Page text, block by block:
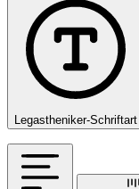
Legastheniker-Schriftart